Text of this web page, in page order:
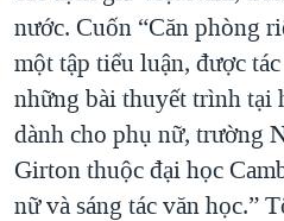
nước. Cuốn “Căn phòng
một tập tiểu luận, được
những bài thuyết trình tại
dành cho phụ nữ, trường
Girton thuộc đại học
nữ và sáng tác văn học.”